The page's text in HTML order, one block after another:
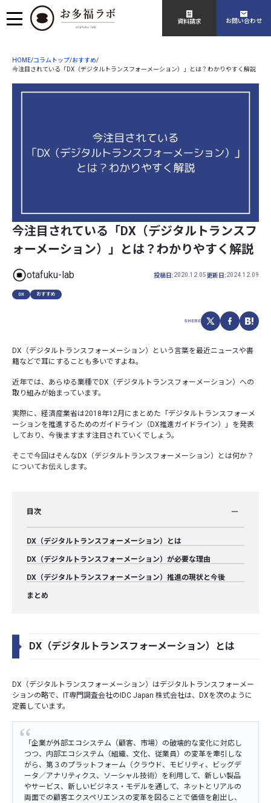
資料請求 お問い合わせ
HOME/コラムトップ/おすすめ/
今注目されている「DX（デジタルトランスフォーメーション）」とは？わかりやすく解説
今注目されている「DX（デジタルトランスフ
ォーメーション）」とは？わかりやすく解説
otafuku-lab 投稿日:2020.12.05更新日:2024.12.09
DX おすすめ
SHERE
DX（デジタルトランスフォーメーション）という言葉を最近ニュースや書
籍などで耳にすることも多いですよね。
近年では、あらゆる業種でDX（デジタルトランスフォーメーション）への
取り組みが始まっています。
実際に、経済産業省は2018年12月にまとめた「デジタルトランスフォーメ
ーションを推進するためのガイドライン（DX推進ガイドライン）」を発表
しており、今後ますます注目されていくでしょう。
そこで今回はそんなDX（デジタルトランスフォーメーション）とは何か？
についてお伝えします。
目次
DX（デジタルトランスフォーメーション）とは
DX（デジタルトランスフォーメーション）が必要な理由
DX（デジタルトランスフォーメーション）推進の現状と今後
まとめ
DX（デジタルトランスフォーメーション）とは
DX（デジタルトランスフォーメーション）はデジタルトランスフォーメー
ションの略で、IT専門調査会社のIDC Japan 株式会社は、DXを次のように
定義しています。
「企業が外部エコシステム（顧客、市場）の破壊的な変化に対応し
つつ、内部エコシステム（組織、文化、従業員）の変革を牽引しな
がら、第３のプラットフォーム（クラウド、モビリティ、ビッグデ
ータ／アナリティクス、ソーシャル技術）を利用して、新しい製品
やサービス、新しいビジネス・モデルを通して、ネットとリアルの
両面での顧客エクスペリエンスの変革を図ることで価値を創出し、